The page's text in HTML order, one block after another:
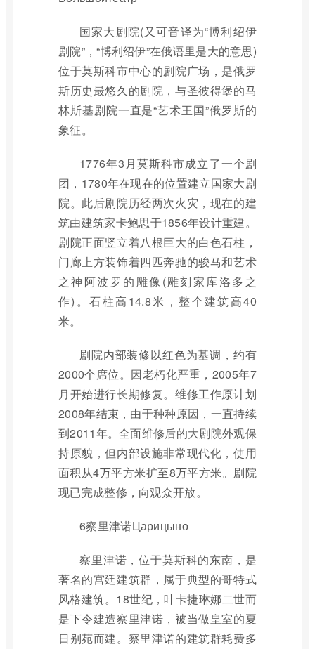
国家大剧院(又可音译为“博利绍伊
剧院”，“博利绍伊”在俄语里是大的意思)
位于莫斯科市中心的剧院广场，是俄罗
斯历史最悠久的剧院，与圣彼得堡的马
林斯基剧院一直是“艺术王国”俄罗斯的
象征。
1776年3月莫斯科市成立了一个剧
团，1780年在现在的位置建立国家大剧
院。此后剧院历经两次火灾，现在的建
筑由建筑家卡鲍思于1856年设计重建。
剧院正面竖立着八根巨大的白色石柱，
门廊上方装饰着四匹奔驰的骏马和艺术
之神阿波罗的雕像(雕刻家库洛多之
作)。石柱高14.8米，整个建筑高40
米。
剧院内部装修以红色为基调，约有
2000个席位。因老朽化严重，2005年7
月开始进行长期修复。维修工作原计划
2008年结束，由于种种原因，一直持续
到2011年。全面维修后的大剧院外观保
持原貌，但内部设施非常现代化，使用
面积从4万平方米扩至8万平方米。剧院
现已完成整修，向观众开放。
6察里津诺Царицыно
察里津诺，位于莫斯科的东南，是
著名的宫廷建筑群，属于典型的哥特式
风格建筑。18世纪，叶卡捷琳娜二世而
是下令建造察里津诺，被当做皇室的夏
日别苑而建。察里津诺的建筑群耗费多